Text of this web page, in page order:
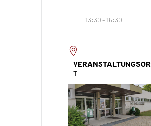
13:30 - 15:30
VERANSTALTUNGSOR
T